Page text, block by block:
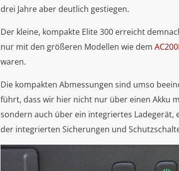
drei Jahre aber deutlich gestiegen.
Der kleine, kompakte Elite 300 erreicht
nur mit den größeren Modellen wie dem
waren.
Die kompakten Abmessungen sind umso
führt, dass wir hier nicht nur über einen Akku
sondern auch über ein integriertes Ladegerät,
der integrierten Sicherungen und